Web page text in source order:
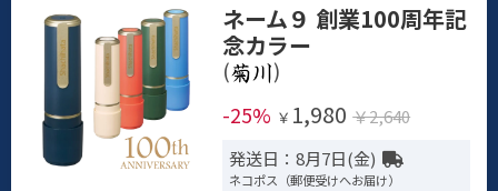
ネーム９ 創業100周年記
念カラー
(
)
-25% ￥ 1,980 ￥2,640
発送日：8月7日(金)
ネコポス（郵便受けへお届け）